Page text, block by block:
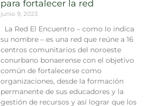
para fortalecer la red
junio 9, 2023
La Red El Encuentro – como lo indica
su nombre – es una red que reúne a 16
centros comunitarios del noroeste
conurbano bonaerense con el objetivo
común de fortalecerse como
organizaciones, desde la formación
permanente de sus educadores y la
gestión de recursos y así lograr que los